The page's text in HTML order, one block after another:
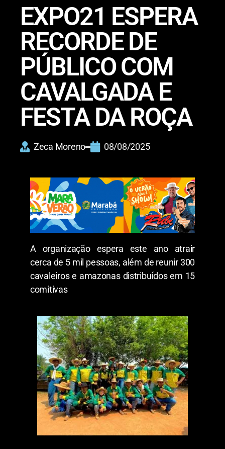
EXPO21 ESPERA
RECORDE DE
PÚBLICO COM
CAVALGADA E
FESTA DA ROÇA
Zeca Moreno 08/08/2025
A organização espera este ano atrair
cerca de 5 mil pessoas, além de reunir 300
cavaleiros e amazonas distribuídos em 15
comitivas